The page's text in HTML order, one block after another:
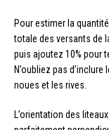
Pour estimer la
totale des versants de
puis ajoutez 10% pour
N’oubliez pas
noues et les rives.
L’orientation des